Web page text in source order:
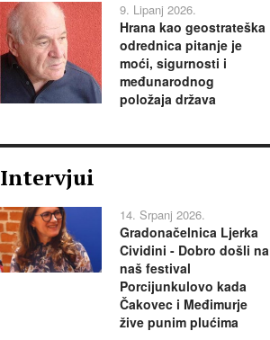
9. Lipanj 2026.
Hrana kao geostrateška
odrednica pitanje je
moći, sigurnosti i
međunarodnog
položaja država
Intervjui
14. Srpanj 2026.
Gradonačelnica Ljerka
Cividini - Dobro došli na
naš festival
Porcijunkulovo kada
Čakovec i Međimurje
žive punim plućima